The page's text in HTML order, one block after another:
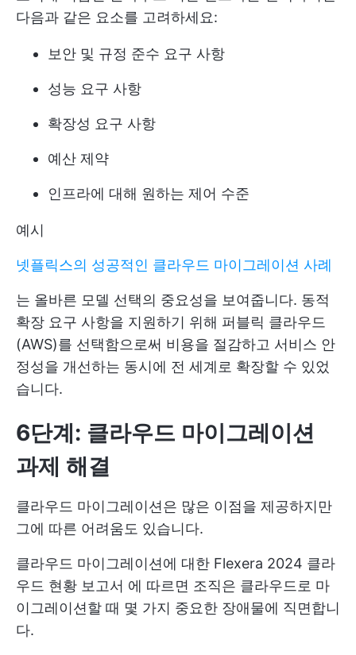
다음과 같은 요소를 고려하세요:
보안 및 규정 준수 요구 사항
성능 요구 사항
확장성 요구 사항
예산 제약
인프라에 대해 원하는 제어 수준
예시
넷플릭스의 성공적인 클라우드 마이그레이션 사례
는 올바른 모델 선택의 중요성을 보여줍니다. 동적
확장 요구 사항을 지원하기 위해 퍼블릭 클라우드
(AWS)를 선택함으로써 비용을 절감하고 서비스 안
정성을 개선하는 동시에 전 세계로 확장할 수 있었
습니다.
6단계: 클라우드 마이그레이션
과제 해결
클라우드 마이그레이션은 많은 이점을 제공하지만
그에 따른 어려움도 있습니다.
클라우드 마이그레이션에 대한 Flexera 2024 클라
우드 현황 보고서 에 따르면 조직은 클라우드로 마
이그레이션할 때 몇 가지 중요한 장애물에 직면합니
다.